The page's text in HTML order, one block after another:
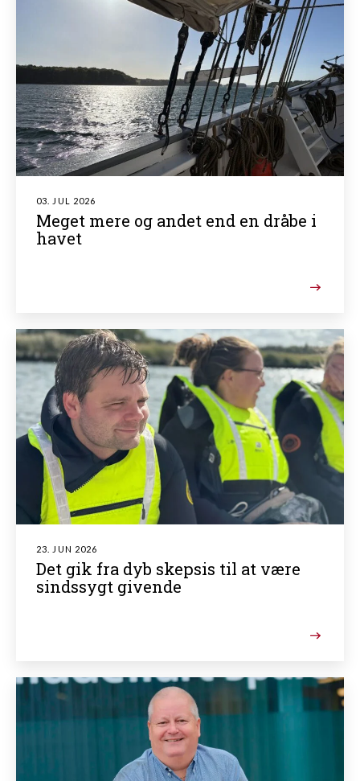
03. JUL 2026
Meget mere og andet end en dråbe i
havet
23. JUN 2026
Det gik fra dyb skepsis til at være
sindssygt givende